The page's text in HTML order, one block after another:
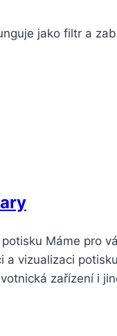
jako filtr a
Máme pro
vizualizaci
zařízení i